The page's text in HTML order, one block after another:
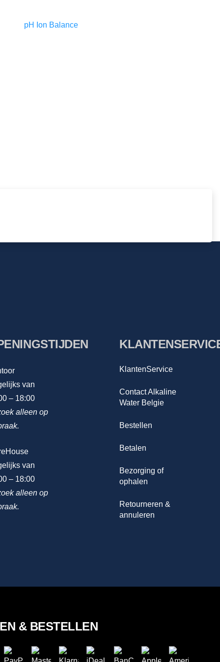
pH Ion Balance
van
– 18:00
alleen op
van
– 18:00
alleen op
KlantenService
Contact Alkaline
Water Belgie
Bestellen
Betalen
Bezorging of
ophalen
Retourneren &
annuleren
& BESTELLEN